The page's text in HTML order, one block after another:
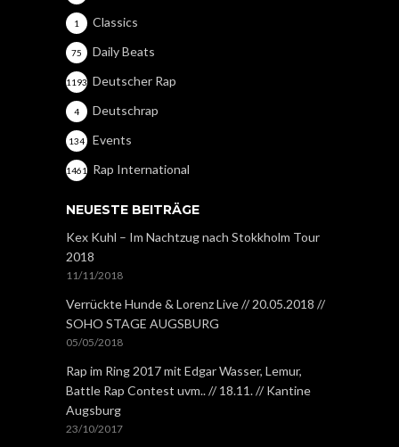
Classics
1
Daily Beats
75
Deutscher Rap
1193
Deutschrap
4
Events
134
Rap International
1461
NEUESTE BEITRÄGE
Kex Kuhl – Im Nachtzug nach Stokkholm Tour
2018
11/11/2018
Verrückte Hunde & Lorenz Live // 20.05.2018 //
SOHO STAGE AUGSBURG
05/05/2018
Rap im Ring 2017 mit Edgar Wasser, Lemur,
Battle Rap Contest uvm.. // 18.11. // Kantine
Augsburg
23/10/2017